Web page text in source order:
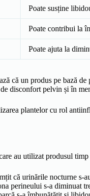
Poate susține
Poate contribui la
Poate ajuta la
că un produs pe bază de
disconfort pelvin și în
plantelor cu rol
au utilizat produsul
că urinările nocturne s-
perineului s-a diminuat